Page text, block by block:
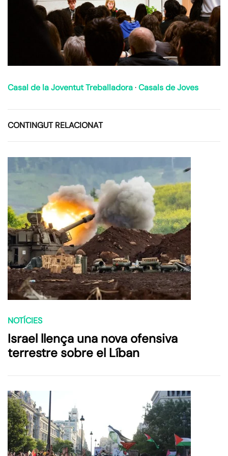
Casal de la Joventut Treballadora·Casals de Joves
CONTINGUT RELACIONAT
NOTÍCIES
Israel llença una nova ofensiva
terrestre sobre el Líban